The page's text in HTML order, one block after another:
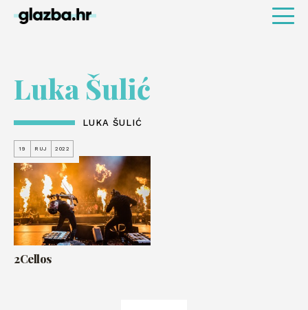
Luka Šulić
LUKA ŠULIĆ
19 RUJ 2022
2Cellos